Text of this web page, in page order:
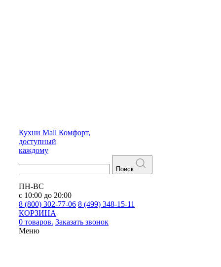
Кухни Mall Комфорт,
доступный
каждому
Поиск
ПН-ВС
с 10:00 до 20:00
8 (800) 302-77-06 8 (499) 348-15-11
КОРЗИНА
0 товаров. Заказать звонок
Меню